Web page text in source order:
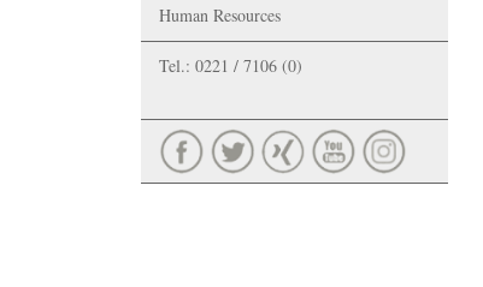
Human Resources
Tel.: 0221 / 7106 (0)